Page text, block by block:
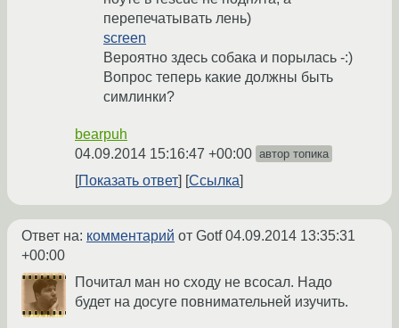
перепечатывать лень)
screen
Вероятно здесь собака и порылась -:)
Вопрос теперь какие должны быть
симлинки?
bearpuh
04.09.2014 15:16:47 +00:00 автор топика
Показать ответ Ссылка
Ответ на: комментарий от Gotf04.09.2014 13:35:31
+00:00
Почитал ман но сходу не всосал. Надо
будет на досуге повнимательней изучить.